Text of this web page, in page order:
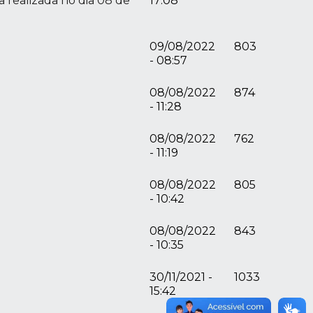
09/08/2022
- 08:57
803
08/08/2022
- 11:28
874
08/08/2022
- 11:19
762
08/08/2022
- 10:42
805
08/08/2022
- 10:35
843
30/11/2021 -
15:42
1033